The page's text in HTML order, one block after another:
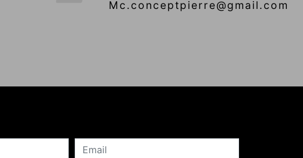
mc.conceptpierre@gmail.com